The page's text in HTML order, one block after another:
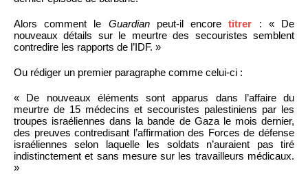
Alors comment le Guardianpeut-il encoretitrer : « De
nouveaux détails sur le meurtre des secouristes semblent
contredire les rapports de l’IDF. »
Ou rédiger un premier paragraphe comme celui-ci :
« De nouveaux éléments sont apparus dans l’affaire du
meurtre de 15 médecins et secouristes palestiniens par les
troupes israéliennes dans la bande de Gaza le mois dernier,
des preuves contredisant l’affirmation des Forces de défense
israéliennes selon laquelle les soldats n’auraient pas tiré
indistinctement et sans mesure sur les travailleurs médicaux.
»